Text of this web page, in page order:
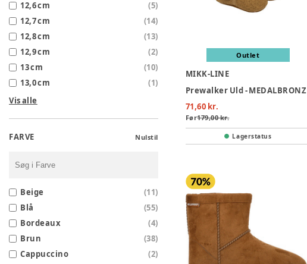
12,6 cm
(5)
12,7 cm
(14)
12,8 cm
(13)
12,9 cm
(2)
13 cm
(10)
13,0 cm
(1)
Vis alle
FARVE Nulstil
Beige (11)
Blå
(55)
Bordeaux
(4)
Brun
(38)
Cappuccino
(2)
Outlet
MIKK-LINE
Prewalker Uld - MEDALBRONZ
71,60 kr.
Før179,00 kr.
Lagerstatus